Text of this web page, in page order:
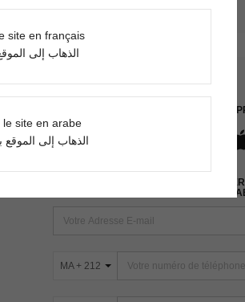
ABONNEZ-VOUS À NOTRE
PREMIÈRE ! (VOUS POUVEZ VOUS
MA + 212
site en français
الذهاب إلى
le site en arabe
الذهاب إلى الموقع